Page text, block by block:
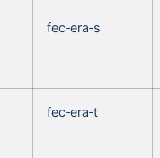
fec‑era‑s
fec‑era‑t